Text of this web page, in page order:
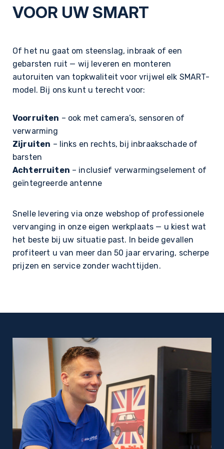
VOOR UW SMART
Of het nu gaat om steenslag, inbraak of een
gebarsten ruit — wij leveren en monteren
autoruiten van topkwaliteit voor vrijwel elk SMART-
model. Bij ons kunt u terecht voor:
Voorruiten – ook met camera’s, sensoren of
verwarming
Zijruiten – links en rechts, bij inbraakschade of
barsten
Achterruiten – inclusief verwarmingselement of
geïntegreerde antenne
Snelle levering via onze webshop of professionele
vervanging in onze eigen werkplaats — u kiest wat
het beste bij uw situatie past. In beide gevallen
profiteert u van meer dan 50 jaar ervaring, scherpe
prijzen en service zonder wachttijden.